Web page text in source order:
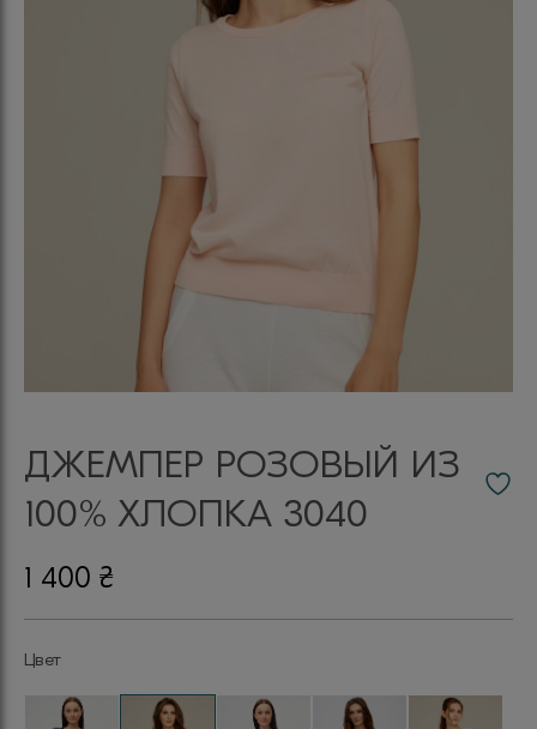
ДЖЕМПЕР РОЗОВЫЙ ИЗ
100% ХЛОПКА 3040
1 400 ₴
Цвет